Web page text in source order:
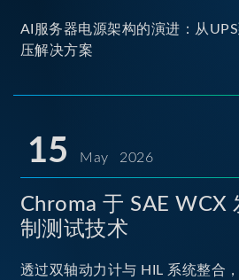
AI服务器电源架构的演进：从
压解决方案
15 May 2026
Chroma 于 SAE WCX
制测试技术
透过双轴动力计与 HIL 系统整合